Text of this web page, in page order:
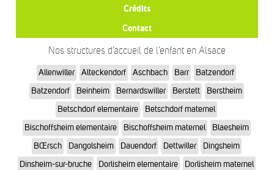
Crédits
Contact
Nos structures d’accueil de l’enfant en Alsace
Allenwiller Alteckendorf Aschbach Barr
Batzendorf
Batzendorf
Beinheim Bernardswiller Berstett
Berstheim
Betschdorf elementaire
Betschdorf maternel
Bischoffsheim elementaire
Bischoffsheim maternel
Blaesheim
BŒrsch
Dangolsheim Dauendorf Dettwiller
Dingsheim
Dinsheim-sur-bruche
Dorlisheim elementaire
Dorlisheim maternel